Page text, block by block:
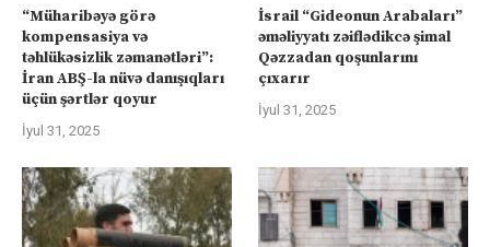
“Müharibəyə görə
kompensasiya və
təhlükəsizlik zəmanətləri”:
İran ABŞ-la nüvə danışıqları
üçün şərtlər qoyur
İyul 31, 2025
İsrail “Gideonun Arabaları”
əməliyyatı zəiflədikcə şimal
Qəzzadan qoşunlarını
çıxarır
İyul 31, 2025